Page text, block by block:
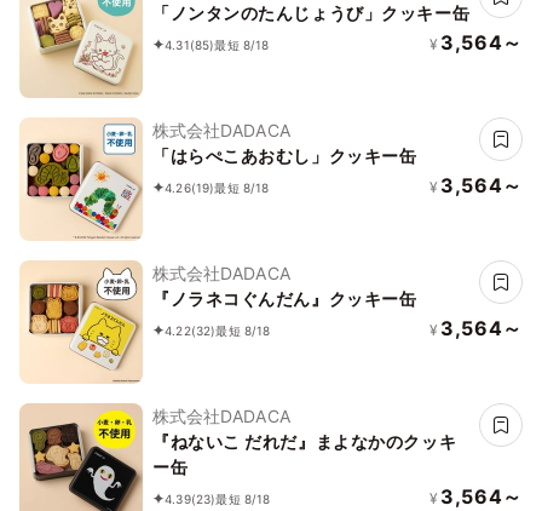
「ノンタンのたんじょうび」クッキー缶
4.31(85)最短 8/18 ¥ 3,564～
株式会社DADACA
「はらぺこあおむし」クッキー缶
4.26(19)最短 8/18 ¥ 3,564～
株式会社DADACA
『ノラネコぐんだん』クッキー缶
4.22(32)最短 8/18 ¥ 3,564～
株式会社DADACA
『ねないこ だれだ』まよなかのクッキ
ー缶
4.39(23)最短 8/18 ¥ 3,564～